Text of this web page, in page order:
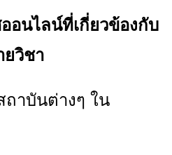
อนไลน์ที่เกี่ยวข้องกับ
ยวิชา
ถาบันต่างๆ ใน